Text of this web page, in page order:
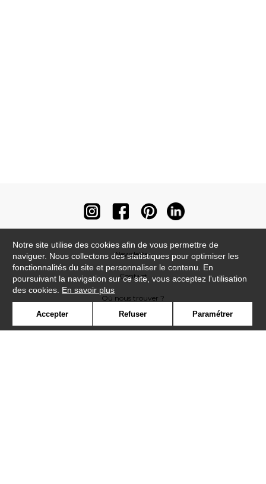
Newsletter
Contact
Où nous trouver ?
Notre site utilise des cookies afin de vous permettre de
naviguer. Nous collectons des statistiques pour optimiser les
fonctionnalités du site et personnaliser le contenu. En
poursuivant la navigation sur ce site, vous acceptez l'utilisation
des cookies. En savoir plus
Accepter Refuser Paramétrer